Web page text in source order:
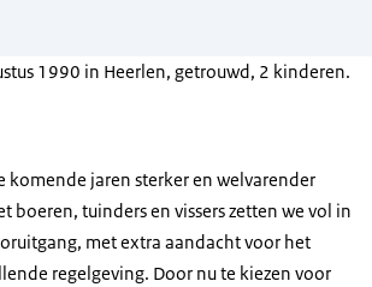
1990 in Heerlen, getrouwd, 2 kinderen.
komende jaren sterker en welvarender
boeren, tuinders en vissers zetten we vol in
met extra aandacht voor het
regelgeving. Door nu te kiezen voor